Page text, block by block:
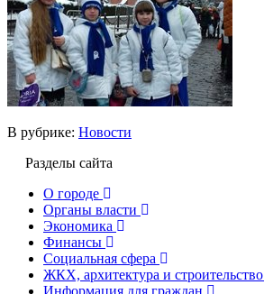
В рубрике: Новости
Разделы сайта
О городе
Органы власти
Экономика
Финансы
Социальная сфера
ЖКХ, архитектура и строительство
Информация для граждан